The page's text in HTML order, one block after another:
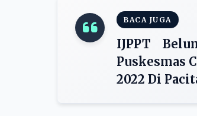
BACA JUGA
IJPPT
Puskesmas
2022 Di